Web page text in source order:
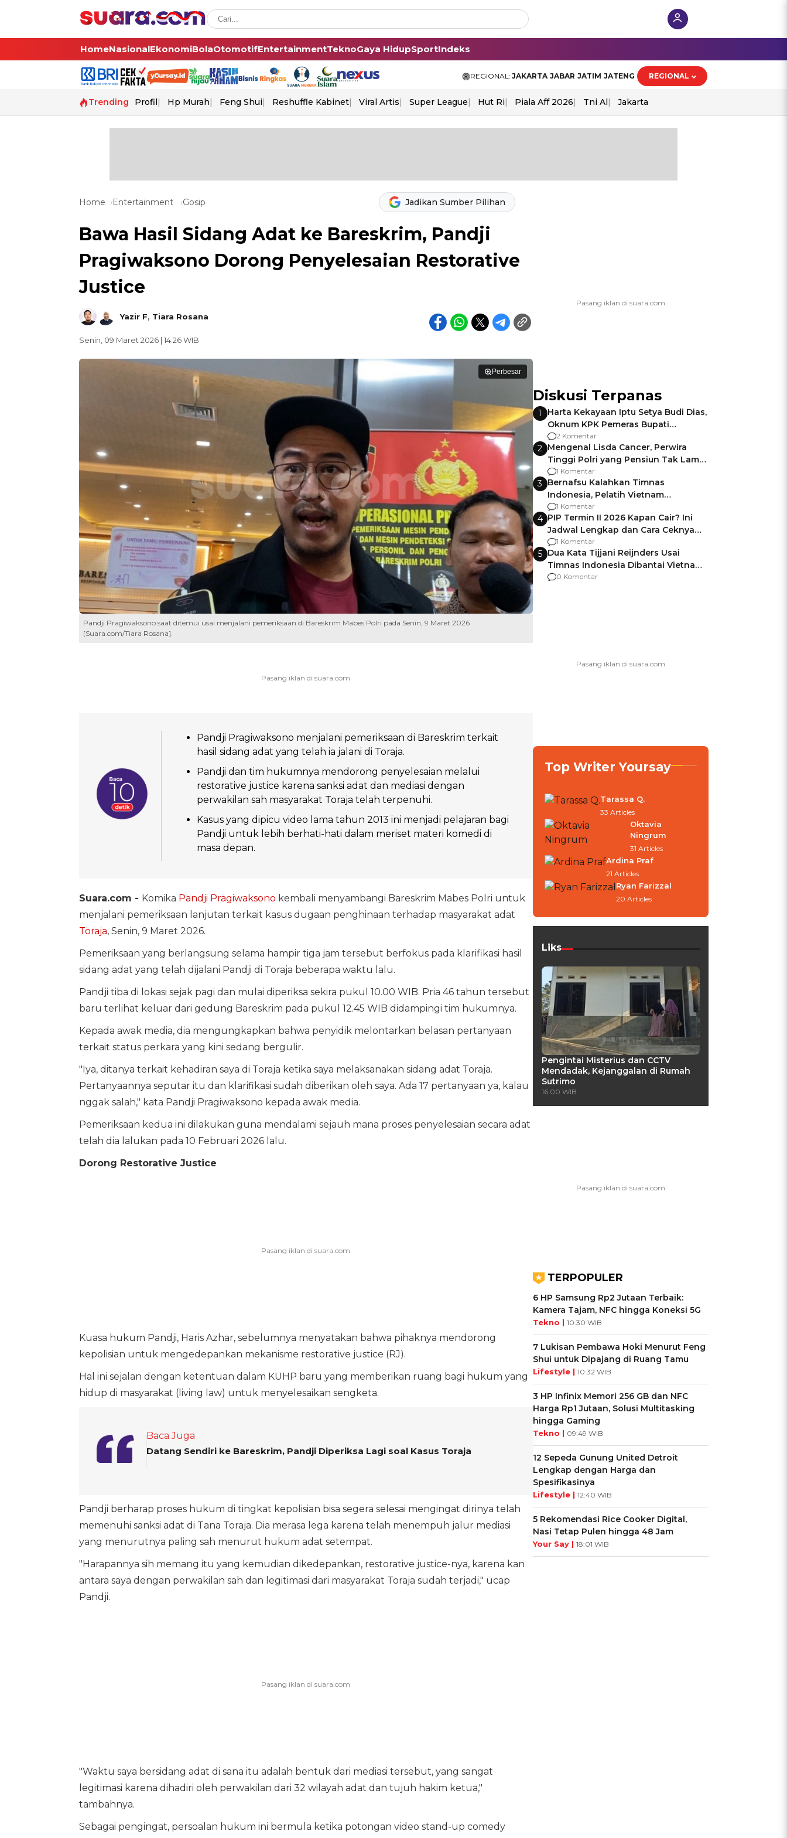
HomeNasionalEkonomiBolaOtomotifEntertainmentTeknoGaya HidupSportIndeks
REGIONAL: JAKARTA JABAR JATIM JATENG REGIONAL
Trending Profil Hp Murah Feng Shui Reshuffle Kabinet Viral Artis Super League Hut Ri Piala Aff 2026 Tni Al Jakarta
Home Entertainment Gosip Jadikan Sumber Pilihan
Bawa Hasil Sidang Adat ke Bareskrim, Pandji
Pragiwaksono Dorong Penyelesaian Restorative
Justice
Yazir F, Tiara Rosana
Senin, 09 Maret 2026 | 14:26 WIB
Perbesar
Pandji Pragiwaksono saat ditemui usai menjalani pemeriksaan di Bareskrim Mabes Polri pada Senin, 9 Maret 2026
[Suara.com/Tiara Rosana].
Pandji Pragiwaksono menjalani pemeriksaan di Bareskrim terkait
hasil sidang adat yang telah ia jalani di Toraja.
Pandji dan tim hukumnya mendorong penyelesaian melalui
restorative justice karena sanksi adat dan mediasi dengan
perwakilan sah masyarakat Toraja telah terpenuhi.
Kasus yang dipicu video lama tahun 2013 ini menjadi pelajaran bagi
Pandji untuk lebih berhati-hati dalam meriset materi komedi di
masa depan.
Suara.com - Komika Pandji Pragiwaksono kembali menyambangi Bareskrim Mabes Polri untuk
menjalani pemeriksaan lanjutan terkait kasus dugaan penghinaan terhadap masyarakat adat
Toraja, Senin, 9 Maret 2026.
Pemeriksaan yang berlangsung selama hampir tiga jam tersebut berfokus pada klarifikasi hasil
sidang adat yang telah dijalani Pandji di Toraja beberapa waktu lalu.
Pandji tiba di lokasi sejak pagi dan mulai diperiksa sekira pukul 10.00 WIB. Pria 46 tahun tersebut
baru terlihat keluar dari gedung Bareskrim pada pukul 12.45 WIB didampingi tim hukumnya.
Kepada awak media, dia mengungkapkan bahwa penyidik melontarkan belasan pertanyaan
terkait status perkara yang kini sedang bergulir.
"Iya, ditanya terkait kehadiran saya di Toraja ketika saya melaksanakan sidang adat Toraja.
Pertanyaannya seputar itu dan klarifikasi sudah diberikan oleh saya. Ada 17 pertanyaan ya, kalau
nggak salah," kata Pandji Pragiwaksono kepada awak media.
Pemeriksaan kedua ini dilakukan guna mendalami sejauh mana proses penyelesaian secara adat
telah dia lalukan pada 10 Februari 2026 lalu.
Dorong Restorative Justice
Kuasa hukum Pandji, Haris Azhar, sebelumnya menyatakan bahwa pihaknya mendorong
kepolisian untuk mengedepankan mekanisme restorative justice (RJ).
Hal ini sejalan dengan ketentuan dalam KUHP baru yang memberikan ruang bagi hukum yang
hidup di masyarakat (living law) untuk menyelesaikan sengketa.
Baca Juga
Datang Sendiri ke Bareskrim, Pandji Diperiksa Lagi soal Kasus Toraja
Pandji berharap proses hukum di tingkat kepolisian bisa segera selesai mengingat dirinya telah
memenuhi sanksi adat di Tana Toraja. Dia merasa lega karena telah menempuh jalur mediasi
yang menurutnya paling sah menurut hukum adat setempat.
"Harapannya sih memang itu yang kemudian dikedepankan, restorative justice-nya, karena kan
antara saya dengan perwakilan sah dan legitimasi dari masyarakat Toraja sudah terjadi," ucap
Pandji.
"Waktu saya bersidang adat di sana itu adalah bentuk dari mediasi tersebut, yang sangat
legitimasi karena dihadiri oleh perwakilan dari 32 wilayah adat dan tujuh hakim ketua,"
tambahnya.
Sebagai pengingat, persoalan hukum ini bermula ketika potongan video stand-up comedy
Diskusi Terpanas
1
Harta Kekayaan Iptu Setya Budi Dias,
Oknum KPK Pemeras Bupati
Pemalang
2 Komentar
2 Mengenal Lisda Cancer, Perwira
Tinggi Polri yang Pensiun Tak Lama
Usai Jadi Brigjen
1 Komentar
3 Bernafsu Kalahkan Timnas
Indonesia, Pelatih Vietnam
Berencana Pakai Jimat di Pakansari
1 Komentar
4 PIP Termin II 2026 Kapan Cair? Ini
Jadwal Lengkap dan Cara Ceknya
agar Dana Tidak Hangus!
1 Komentar
5 Dua Kata Tijjani Reijnders Usai
Timnas Indonesia Dibantai Vietnam
0-30 Komentar
Top Writer Yoursay
Tarassa Q.
33 Articles
Oktavia
Ningrum
31 Articles
Ardina Praf
21 Articles
Ryan Farizzal
20 Articles
Liks
Pengintai Misterius dan CCTV
Mendadak, Kejanggalan di Rumah
Sutrimo
16:00 WIB
TERPOPULER
6 HP Samsung Rp2 Jutaan Terbaik:
Kamera Tajam, NFC hingga Koneksi 5G
Tekno | 10:30 WIB
7 Lukisan Pembawa Hoki Menurut Feng
Shui untuk Dipajang di Ruang Tamu
Lifestyle | 10:32 WIB
3 HP Infinix Memori 256 GB dan NFC
Harga Rp1 Jutaan, Solusi Multitasking
hingga Gaming
Tekno | 09:49 WIB
12 Sepeda Gunung United Detroit
Lengkap dengan Harga dan
Spesifikasinya
Lifestyle | 12:40 WIB
5 Rekomendasi Rice Cooker Digital,
Nasi Tetap Pulen hingga 48 Jam
Your Say | 18:01 WIB